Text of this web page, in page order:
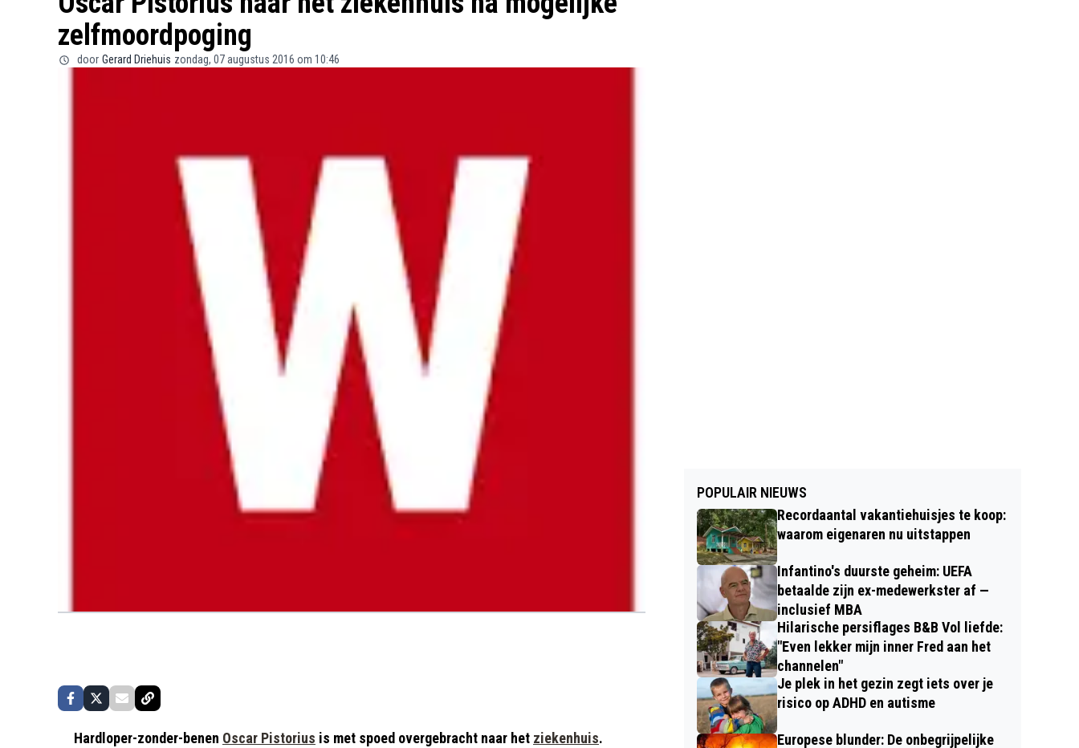
zelfmoordpoging
door Gerard Driehuis zondag, 07 augustus 2016 om 10:46
Hardloper-zonder-benen Oscar Pistorius is met spoed overgebracht naar het ziekenhuis.
POPULAIR NIEUWS
Recordaantal vakantiehuisjes te koop:
waarom eigenaren nu uitstappen
Infantino's duurste geheim: UEFA
betaalde zijn ex-medewerkster af —
inclusief MBA
Hilarische persiflages B&B Vol liefde:
"Even lekker mijn inner Fred aan het
channelen"
Je plek in het gezin zegt iets over je
risico op ADHD en autisme
Europese blunder: De onbegrijpelijke